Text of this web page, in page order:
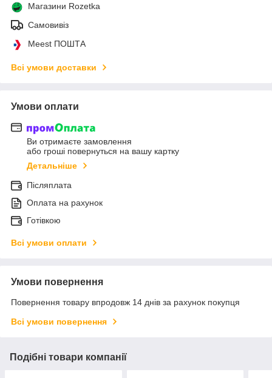
Магазини Rozetka
Самовивіз
Meest ПОШТА
Всі умови доставки
Умови оплати
Ви отримаєте замовлення
або гроші повернуться на вашу картку
Детальніше
Післяплата
Оплата на рахунок
Готівкою
Всі умови оплати
Умови повернення
Повернення товару впродовж 14 днів за рахунок покупця
Всі умови повернення
Подібні товари компанії